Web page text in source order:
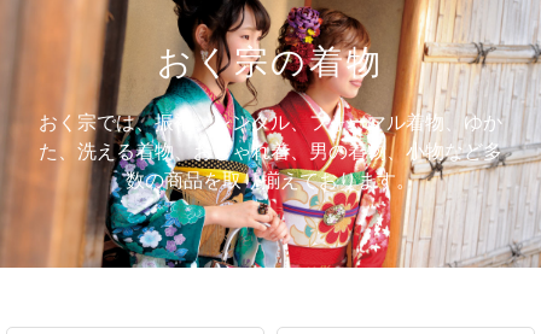
おく宗の着物
おく宗では、振袖、レンタル、フォーマル着物、ゆか
た、洗える着物、おしゃれ着、男の着物、小物など多
数の商品を取り揃えております。